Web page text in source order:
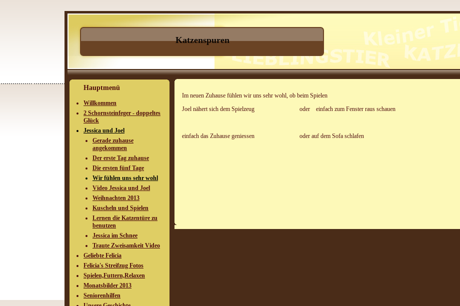
Katzenspuren
Hauptmenü
Willkommen
2 Schornsteinfeger - doppeltes
Glück
Jessica und Joel
Gerade zuhause
angekommen
Der erste Tag zuhause
Die ersten fünf Tage
Wir fühlen uns sehr wohl
Video Jessica und Joel
Weihnachten 2013
Kuscheln und Spielen
Lernen die Katzentüre zu
benutzen
Jessica im Schnee
Traute Zweisamkeit Video
Geliebte Felicia
Felicia's Streifzug Fotos
Spielen,Futtern,Relaxen
Monatsbilder 2013
Seniorenhilfen
Im neuen Zuhause fühlen wir uns sehr wohl, ob beim Spielen
Joel nähert sich dem Spielzeug oder einfach zum Fenster raus schauen
einfach das Zuhause geniessen oder auf dem Sofa schlafen